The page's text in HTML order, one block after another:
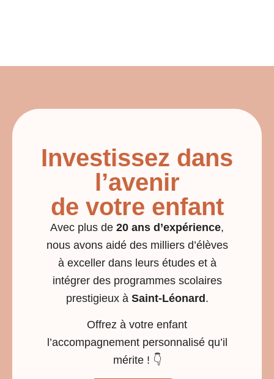
Investissez dans
l’avenir
de votre enfant
Avec plus de 20 ans d’expérience,
nous avons aidé des milliers d’élèves
à exceller dans leurs études et à
intégrer des programmes scolaires
prestigieux à Saint-Léonard.
Offrez à votre enfant
l’accompagnement personnalisé qu’il
mérite ! 👇